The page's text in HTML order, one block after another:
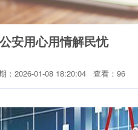
安用心用情解民忧
：2026-01-08 18:20:04 查看：96